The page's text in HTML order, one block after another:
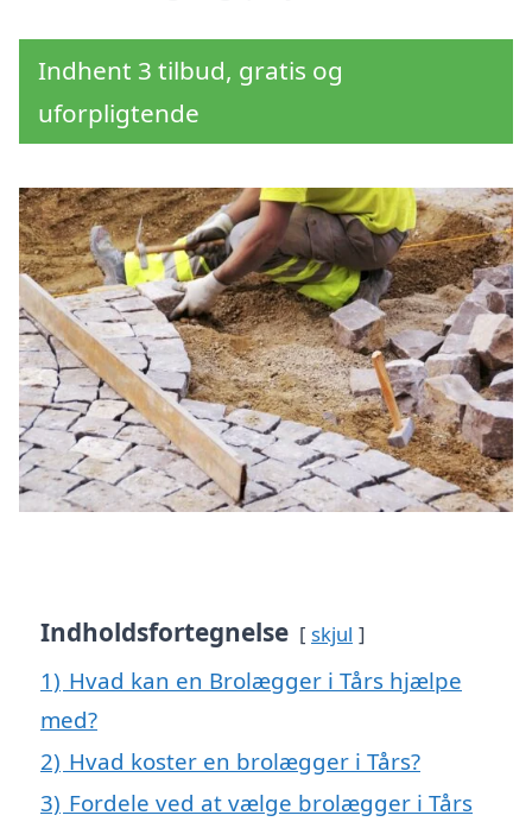
Indhent 3 tilbud, gratis og
uforpligtende
Indholdsfortegnelse skjul
1) Hvad kan en Brolægger i Tårs hjælpe
med?
2) Hvad koster en brolægger i Tårs?
3) Fordele ved at vælge brolægger i Tårs